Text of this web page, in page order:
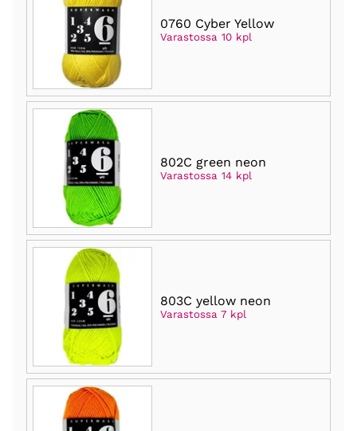
0760 Cyber Yellow
Varastossa 10 kpl
802C green neon
Varastossa 14 kpl
803C yellow neon
Varastossa 7 kpl